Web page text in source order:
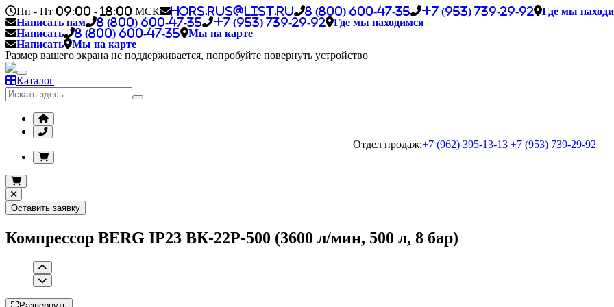
Пн - Пт 09:00 - 18:00 МСК hors.rus@list.ru 8 (800) 600-47-35 +7 (953) 739-29-92
Где мы
Написать нам
8 (800) 600-47-35 +7 (953) 739-29-92
Где мы находимся
Написать
8 (800) 600-47-35
Мы на карте
Написать
Мы на карте
Размер вашего экрана не поддерживается, попробуйте повернуть устройство
Каталог
Отдел продаж:+7 (962) 395-13-13 +7 (953) 739-29-92
Оставить заявку
Компрессор BERG IP23 ВК-22Р-500 (3600 л/мин, 500 л, 8 бар)